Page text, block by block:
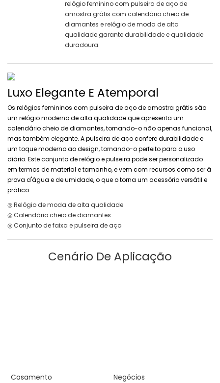
relógio feminino com pulseira de aço de
amostra grátis com calendário cheio de
diamantes e relógio de moda de alta
qualidade garante durabilidade e qualidade
duradoura.
Luxo Elegante E Atemporal
Os relógios femininos com pulseira de aço de amostra grátis são
um relógio moderno de alta qualidade que apresenta um
calendário cheio de diamantes, tornando-o não apenas funcional,
mas também elegante. A pulseira de aço confere durabilidade e
um toque moderno ao design, tornando-o perfeito para o uso
diário. Este conjunto de relógio e pulseira pode ser personalizado
em termos de material e tamanho, e vem com recursos como ser à
prova d'água e de umidade, o que o torna um acessório versátil e
prático.
◎ Relógio de moda de alta qualidade
◎ Calendário cheio de diamantes
◎ Conjunto de faixa e pulseira de aço
Cenário De Aplicação
Casamento Negócios